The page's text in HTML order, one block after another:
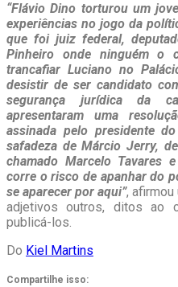
“Flávio Dino torturou um
experiências no jogo da
que foi juiz federal,
Pinheiro onde ninguém o
trancafiar Luciano no
desistir de ser candidato
segurança jurídica da
apresentaram uma
assinada pelo presidente
safadeza de Márcio Jerry,
chamado Marcelo Tavares
corre o risco de apanhar do
se aparecer por aqui”,
adjetivos outros, ditos ao
publicá-los.
Do Kiel Martins
Compartilhe isso: